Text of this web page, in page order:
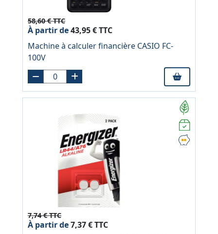
58,60 € TTC
À partir de43,95 € TTC
Machine à calculer financière CASIO FC-
100V
7,74 € TTC
À partir de7,37 € TTC